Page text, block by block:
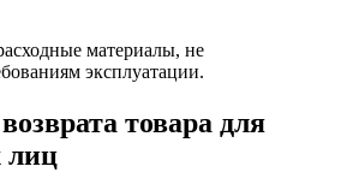
материалы, не
эксплуатации.
товара для
лиц